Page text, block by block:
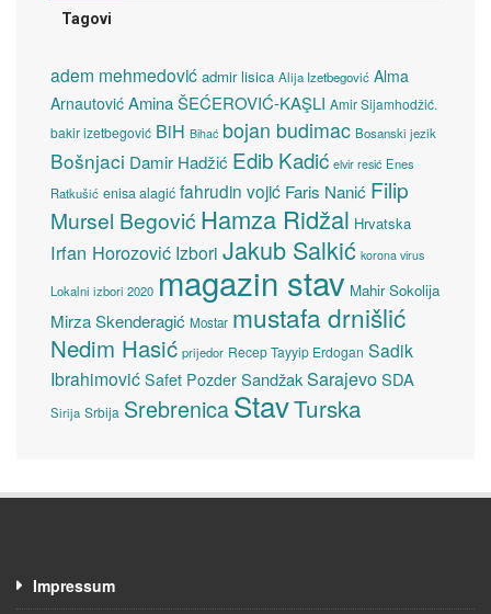
Tagovi
adem mehmedović admir lisica Alija Izetbegović Alma
Arnautović Amina ŠEĆEROVIĆ-KAŞLI Amir Sijamhodžić.
bakir izetbegović BiH Bihać bojan budimac Bosanski jezik
Bošnjaci Damir Hadžić Edib Kadić elvir resić Enes
Ratkušić enisa alagić fahrudin vojić Faris Nanić Filip
Mursel Begović Hamza Ridžal Hrvatska
Irfan Horozović Izbori Jakub Salkić korona virus
Lokalni izbori 2020 magazin stav Mahir Sokolija
Mirza Skenderagić Mostar mustafa drnišlić
Nedim Hasić prijedor Recep Tayyip Erdogan Sadik
Ibrahimović Safet Pozder SandžakSarajevoSDA
Sirija Srbija SrebrenicaStavTurska
Impressum